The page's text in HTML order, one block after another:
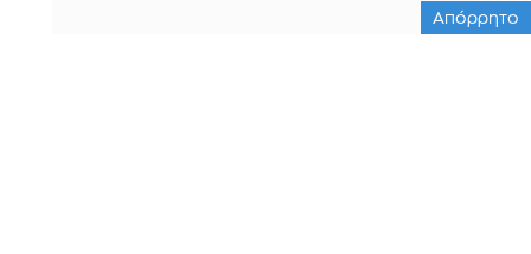
Απόρρητο